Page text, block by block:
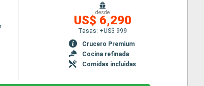
desde
US$ 6,290
Tasas: +US$ 999
Crucero Premium
Cocina refinada
Comidas incluidas